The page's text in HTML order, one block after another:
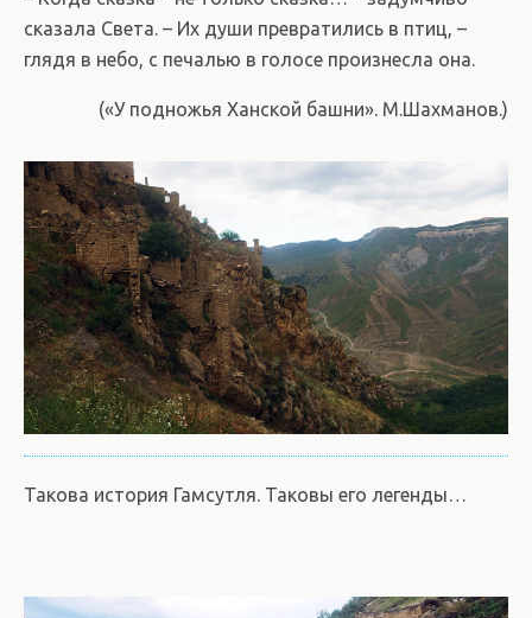
сказала Света. – Их души превратились в птиц, –
глядя в небо, с печалью в голосе произнесла она.
(«У подножья Ханской башни». М.Шахманов.)
Такова история Гамсутля. Таковы его легенды…